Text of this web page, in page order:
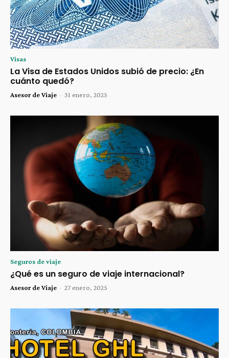
Visas
La Visa de Estados Unidos subió de precio: ¿En
cuánto quedó?
Asesor de Viaje - 31 enero, 2025
Seguros de viaje
¿Qué es un seguro de viaje internacional?
Asesor de Viaje - 27 enero, 2025